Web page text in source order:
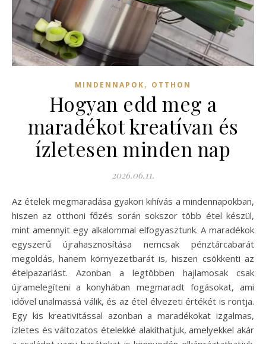
MINDENNAPOK, OTTHON
Hogyan edd meg a
maradékot kreatívan és
ízletesen minden nap
2026.06.11.
Az ételek megmaradása gyakori kihívás a mindennapokban,
hiszen az otthoni főzés során sokszor több étel készül,
mint amennyit egy alkalommal elfogyasztunk. A maradékok
egyszerű újrahasznosítása nemcsak pénztárcabarát
megoldás, hanem környezetbarát is, hiszen csökkenti az
ételpazarlást. Azonban a legtöbben hajlamosak csak
újramelegíteni a konyhában megmaradt fogásokat, ami
idővel unalmassá válik, és az étel élvezeti értékét is rontja.
Egy kis kreativitással azonban a maradékokat izgalmas,
ízletes és változatos ételekké alakíthatjuk, amelyekkel akár